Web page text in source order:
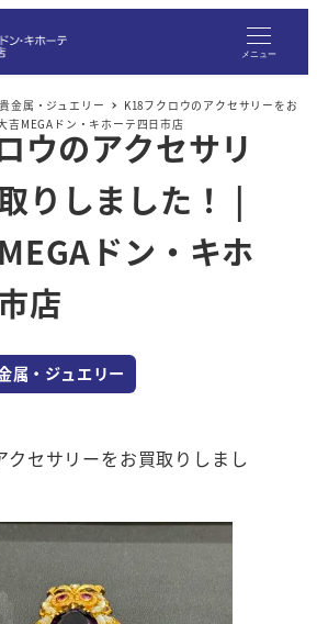
メニュー
貴金属・ジュエリー
K18フクロウのアクセサリーをお
吉MEGAドン・キホーテ四日市店
ウのアクセサリ
りしました！ |
ドン・キホ
店
ゴリー
属・ジュエリー
クセサリーをお買取りしまし